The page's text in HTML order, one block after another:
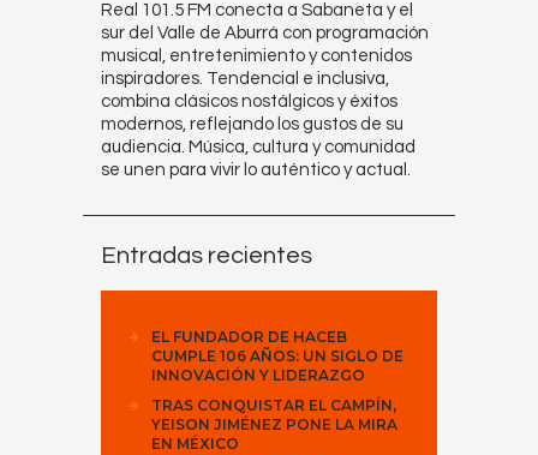
Real 101.5 FM conecta a Sabaneta y el
sur del Valle de Aburrá con programación
musical, entretenimiento y contenidos
inspiradores. Tendencial e inclusiva,
combina clásicos nostálgicos y éxitos
modernos, reflejando los gustos de su
audiencia. Música, cultura y comunidad
se unen para vivir lo auténtico y actual.
Entradas recientes
EL FUNDADOR DE HACEB
CUMPLE 106 AÑOS: UN SIGLO DE
INNOVACIÓN Y LIDERAZGO
TRAS CONQUISTAR EL CAMPÍN,
YEISON JIMÉNEZ PONE LA MIRA
EN MÉXICO